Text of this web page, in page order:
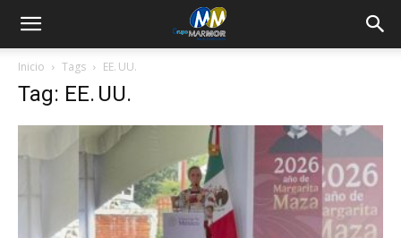
Inicio Tags EE. UU.
Tag: EE. UU.